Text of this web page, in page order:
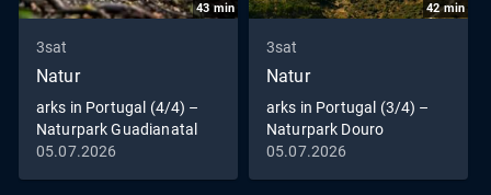
43 min
3sat
Natur
arks in Portugal (4/4) –
Naturpark Guadianatal
05.07.2026
42min
3sat
Natur
arks in Portugal (3/4) –
Naturpark Douro
05.07.2026